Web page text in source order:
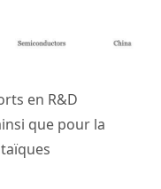
en R&D
que pour la